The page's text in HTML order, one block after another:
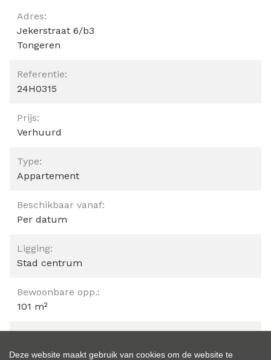
Algemeen
Adres:
Jekerstraat 6/b3
Tongeren
Referentie:
24H0315
Prijs:
Verhuurd
Type:
Appartement
Beschikbaar vanaf:
Per datum
Ligging:
Stad centrum
Bewoonbare opp.:
101 m²
Traditioneel
Deze website maakt gebruik van cookies om de website te